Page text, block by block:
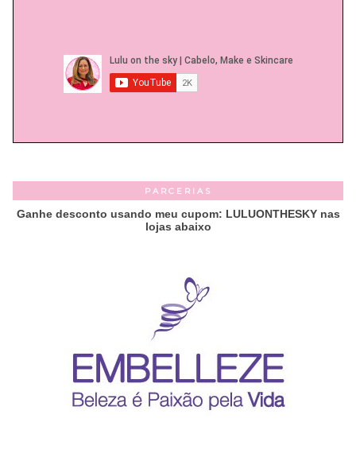
PARCERIAS
Ganhe desconto usando meu cupom: LULUONTHESKY nas
lojas abaixo